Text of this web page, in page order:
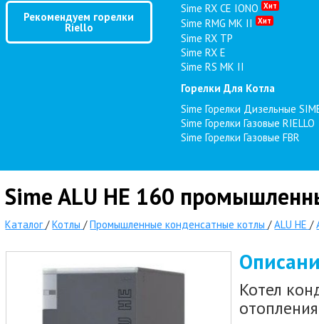
Рекомендуем горелки
Riello
Sime RX CE IONO Хит
Sime RMG MK II Хит
Sime RX TP
Sime RX E
Sime RS MK II
Горелки Для Котла
Sime Горелки Дизельные
Sime Горелки Газовые RIELLO
Sime Горелки Газовые FBR
Sime ALU HE 160
Каталог /Котлы /Промышленные конденсатные котлы /ALU HE /
Котел
отопления